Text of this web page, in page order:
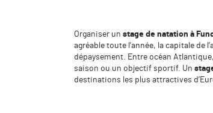
Organiser un stage de natation à
agréable toute l’année, la capitale de
dépaysement. Entre océan
saison ou un objectif sportif. Un
destinations les plus attractives